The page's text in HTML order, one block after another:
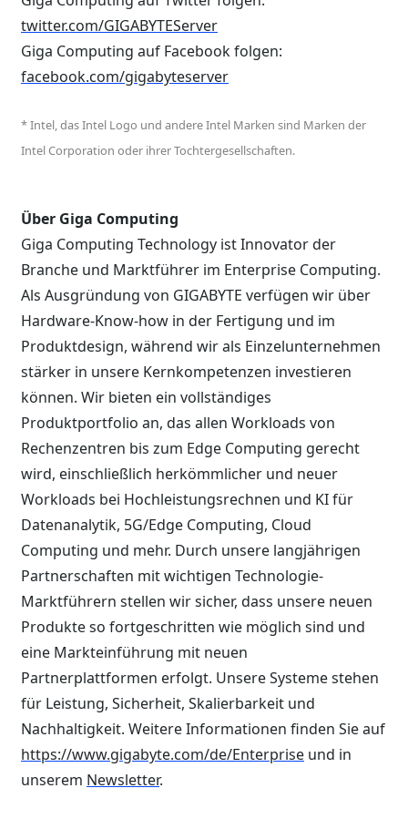
twitter.com/GIGABYTEServer
Giga Computing auf Facebook folgen:
facebook.com/gigabyteserver
* Intel, das Intel Logo und andere Intel Marken sind Marken der
Intel Corporation oder ihrer Tochtergesellschaften.
Über Giga Computing
Giga Computing Technology ist Innovator der
Branche und Marktführer im Enterprise Computing.
Als Ausgründung von GIGABYTE verfügen wir über
Hardware-Know-how in der Fertigung und im
Produktdesign, während wir als Einzelunternehmen
stärker in unsere Kernkompetenzen investieren
können. Wir bieten ein vollständiges
Produktportfolio an, das allen Workloads von
Rechenzentren bis zum Edge Computing gerecht
wird, einschließlich herkömmlicher und neuer
Workloads bei Hochleistungsrechnen und KI für
Datenanalytik, 5G/Edge Computing, Cloud
Computing und mehr. Durch unsere langjährigen
Partnerschaften mit wichtigen Technologie-
Marktführern stellen wir sicher, dass unsere neuen
Produkte so fortgeschritten wie möglich sind und
eine Markteinführung mit neuen
Partnerplattformen erfolgt. Unsere Systeme stehen
für Leistung, Sicherheit, Skalierbarkeit und
Nachhaltigkeit. Weitere Informationen finden Sie auf
https://www.gigabyte.com/de/Enterprise und in
unserem Newsletter.